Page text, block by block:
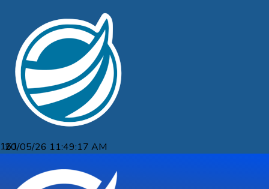
20/05/26 11:49:17 AM
ENTRE SÁBADO Y DOMINGO LA 4TA